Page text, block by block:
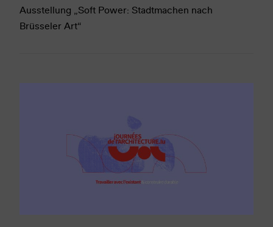
Ausstellung „Soft Power: Stadtmachen nach
Brüsseler Art“